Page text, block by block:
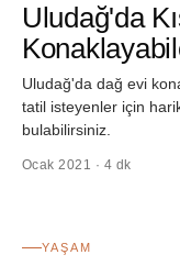
Uludağ'da
Uludağ'da dağ evi
tatil isteyenler için
bulabilirsiniz.
Ocak 2021 · 4 dk
YAŞAM